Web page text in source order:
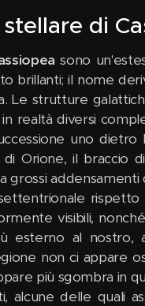
di
sono
brillanti; il nome
Le strutture
realtà diversi
uno
Orione, il braccio
grossi
visibili,
esterno al
non ci appare
più sgombra in
alcune delle quali